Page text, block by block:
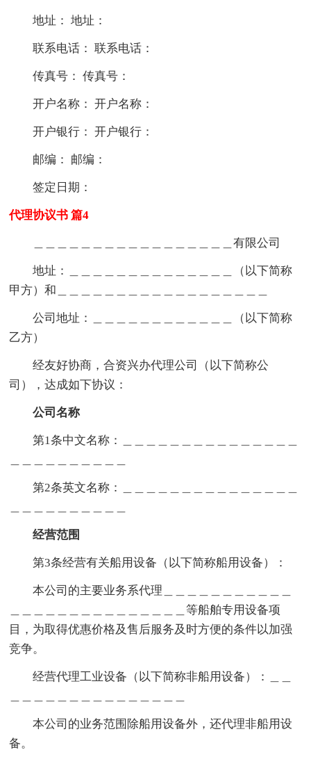
地址： 地址：
联系电话： 联系电话：
传真号： 传真号：
开户名称： 开户名称：
开户银行： 开户银行：
邮编： 邮编：
签定日期：
代理协议书 篇4
＿＿＿＿＿＿＿＿＿＿＿＿＿＿＿＿＿有限公司
地址：＿＿＿＿＿＿＿＿＿＿＿＿＿＿（以下简称
甲方）和＿＿＿＿＿＿＿＿＿＿＿＿＿＿＿＿＿＿
公司地址：＿＿＿＿＿＿＿＿＿＿＿＿（以下简称
乙方）
经友好协商，合资兴办代理公司（以下简称公
司），达成如下协议：
公司名称
第1条中文名称：＿＿＿＿＿＿＿＿＿＿＿＿＿＿＿
第2条英文名称：＿＿＿＿＿＿＿＿＿＿＿＿＿＿＿
经营范围
第3条经营有关船用设备（以下简称船用设备）：
本公司的主要业务系代理＿＿＿＿＿＿＿＿＿＿＿
＿＿＿＿＿＿＿＿＿＿＿＿＿＿＿等船舶专用设备项
目，为取得优惠价格及售后服务及时方便的条件以加强
竞争。
经营代理工业设备（以下简称非船用设备）：＿＿
本公司的业务范围除船用设备外，还代理非船用设
备。